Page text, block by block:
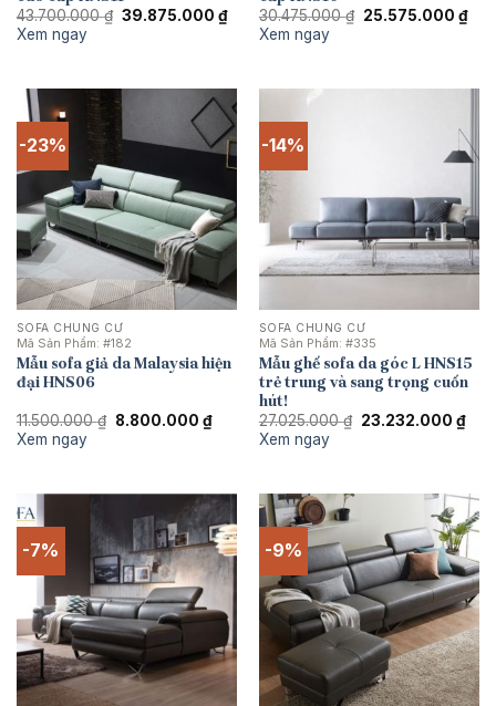
43.700.000₫ Giá
39.875.000 ₫Giá
hiện
Xem ngay
30.475.000₫ Giá
25.575.000 ₫Giá
hiện
Xem ngay
-23%
SOFA CHUNG CƯ
Mã Sản Phẩm: #182
Mẫu sofa giả da Malaysia hiện
đại HNS06
11.500.000₫ Giá
8.800.000 ₫Giá
hiện
Xem ngay
-14%
SOFA CHUNG CƯ
Mã Sản Phẩm: #335
Mẫu ghế sofa da góc L HNS15
trẻ trung và sang trọng cuốn
hút!
27.025.000₫ Giá
23.232.000 ₫Giá
hiện
Xem ngay
-7% -9%